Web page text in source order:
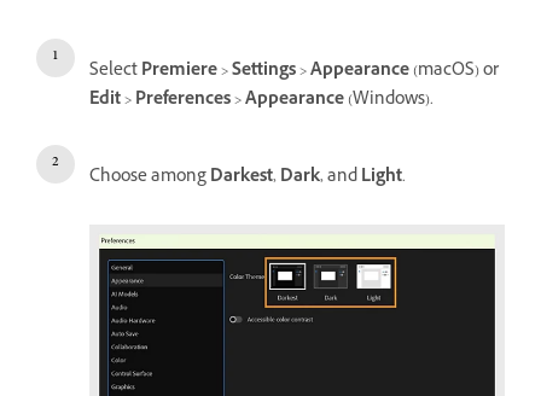
SelectPremiere>Settings>Appearance(macOS) or
Edit>Preferences>Appearance(Windows).
Choose amongDarkest,Dark, andLight.